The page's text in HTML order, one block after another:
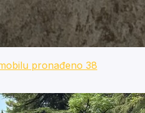
pronađeno 38